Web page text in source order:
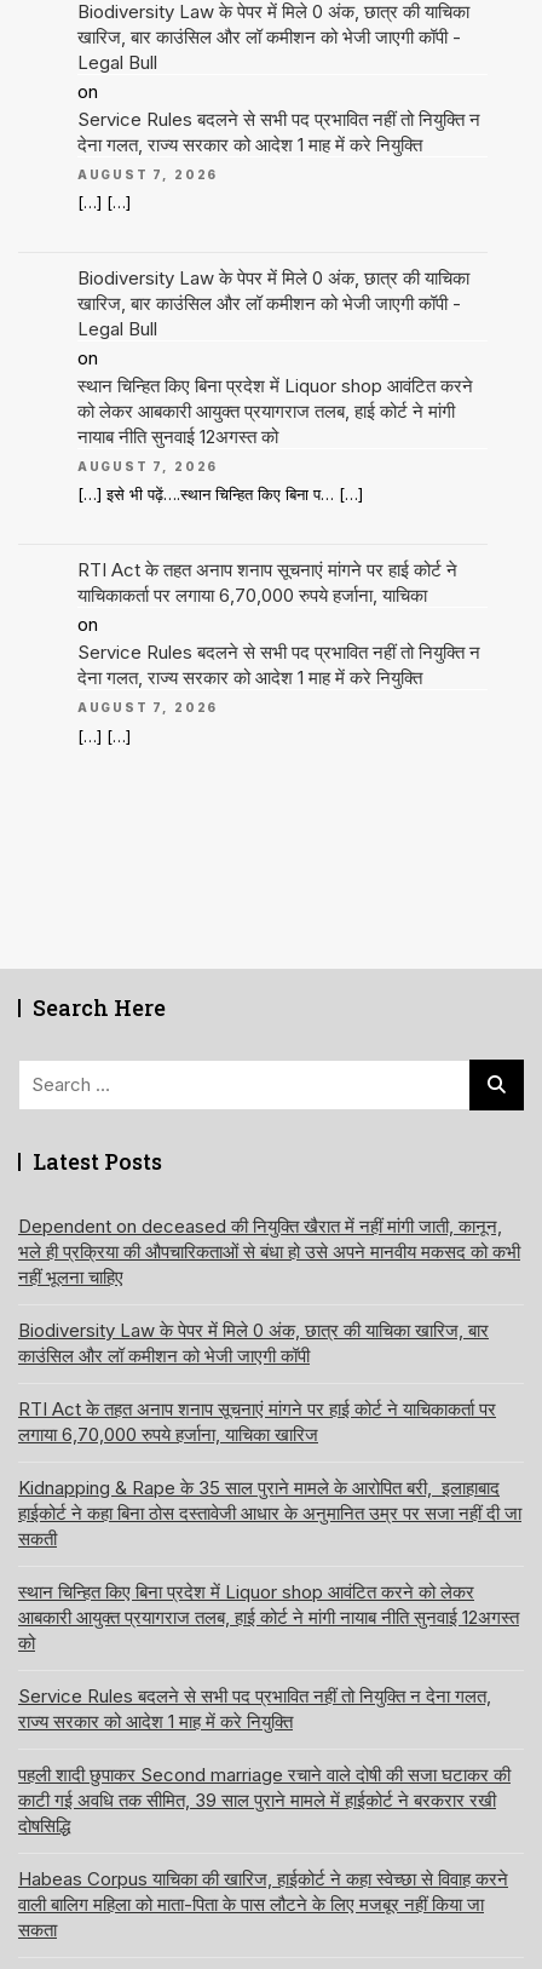
Biodiversity Law के पेपर में मिले 0 अंक, छात्र की याचिका
खारिज, बार काउंसिल और लॉ कमीशन को भेजी जाएगी कॉपी -
Legal Bull
on
Service Rules बदलने से सभी पद प्रभावित नहीं तो नियुक्ति न
देना गलत, राज्य सरकार को आदेश 1 माह में करे नियुक्ति
AUGUST 7, 2026
[…] […]
Biodiversity Law के पेपर में मिले 0 अंक, छात्र की याचिका
खारिज, बार काउंसिल और लॉ कमीशन को भेजी जाएगी कॉपी -
Legal Bull
on
स्थान चिन्हित किए बिना प्रदेश में Liquor shop आवंटित करने
को लेकर आबकारी आयुक्त प्रयागराज तलब, हाई कोर्ट ने मांगी
नायाब नीति सुनवाई 12अगस्त को
AUGUST 7, 2026
[…] इसे भी पढ़ें….स्थान चिन्हित किए बिना प… […]
RTI Act के तहत अनाप शनाप सूचनाएं मांगने पर हाई कोर्ट ने
याचिकाकर्ता पर लगाया 6,70,000 रुपये हर्जाना, याचिका
on
Service Rules बदलने से सभी पद प्रभावित नहीं तो नियुक्ति न
देना गलत, राज्य सरकार को आदेश 1 माह में करे नियुक्ति
AUGUST 7, 2026
[…] […]
Search Here
Latest Posts
Dependent on deceased की नियुक्ति खैरात में नहीं मांगी जाती, कानून,
भले ही प्रक्रिया की औपचारिकताओं से बंधा हो उसे अपने मानवीय मकसद को कभी
नहीं भूलना चाहिए
Biodiversity Law के पेपर में मिले 0 अंक, छात्र की याचिका खारिज, बार
काउंसिल और लॉ कमीशन को भेजी जाएगी कॉपी
RTI Act के तहत अनाप शनाप सूचनाएं मांगने पर हाई कोर्ट ने याचिकाकर्ता पर
लगाया 6,70,000 रुपये हर्जाना, याचिका खारिज
Kidnapping & Rape के 35 साल पुराने मामले के आरोपित बरी, इलाहाबाद
हाईकोर्ट ने कहा बिना ठोस दस्तावेजी आधार के अनुमानित उम्र पर सजा नहीं दी जा
सकती
स्थान चिन्हित किए बिना प्रदेश में Liquor shop आवंटित करने को लेकर
आबकारी आयुक्त प्रयागराज तलब, हाई कोर्ट ने मांगी नायाब नीति सुनवाई 12अगस्त
को
Service Rules बदलने से सभी पद प्रभावित नहीं तो नियुक्ति न देना गलत,
राज्य सरकार को आदेश 1 माह में करे नियुक्ति
पहली शादी छुपाकर Second marriage रचाने वाले दोषी की सजा घटाकर की
काटी गई अवधि तक सीमित, 39 साल पुराने मामले में हाईकोर्ट ने बरकरार रखी
दोषसिद्धि
Habeas Corpus याचिका की खारिज, हाईकोर्ट ने कहा स्वेच्छा से विवाह करने
वाली बालिग महिला को माता-पिता के पास लौटने के लिए मजबूर नहीं किया जा
सकता